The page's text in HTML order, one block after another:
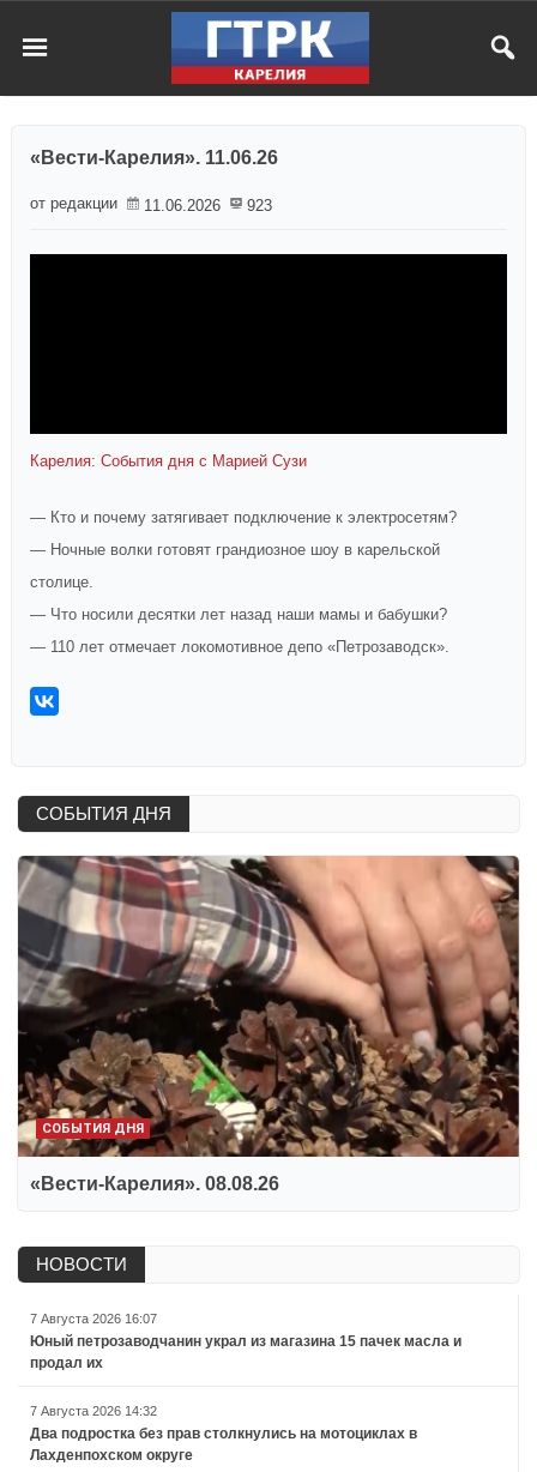
«Вести-Карелия». 11.06.26
от редакции 11.06.2026 923
Карелия: События дня с Марией Сузи
— Кто и почему затягивает подключение к электросетям?
— Ночные волки готовят грандиозное шоу в карельской
столице.
— Что носили десятки лет назад наши мамы и бабушки?
— 110 лет отмечает локомотивное депо «Петрозаводск».
СОБЫТИЯ ДНЯ
СОБЫТИЯ ДНЯ
«Вести-Карелия». 08.08.26
НОВОСТИ
7 Августа 2026 16:07
Юный петрозаводчанин украл из магазина 15 пачек масла и
продал их
7 Августа 2026 14:32
Два подростка без прав столкнулись на мотоциклах в
Лахденпохском округе